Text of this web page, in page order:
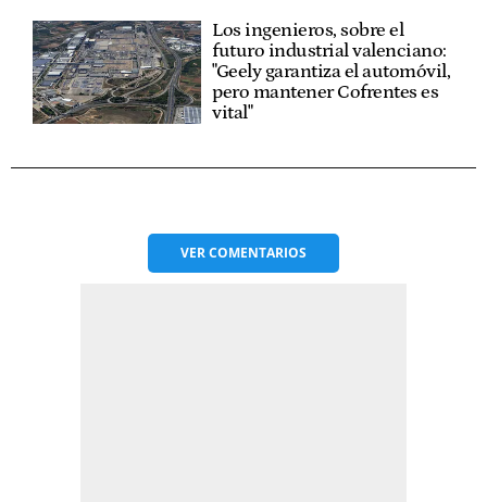
Los ingenieros, sobre el
futuro industrial valenciano:
"Geely garantiza el automóvil,
pero mantener Cofrentes es
vital"
VERCOMENTARIOS